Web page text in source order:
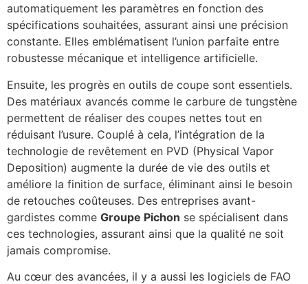
automatiquement les paramètres en fonction des
spécifications souhaitées, assurant ainsi une précision
constante. Elles emblématisent l’union parfaite entre
robustesse mécanique et intelligence artificielle.
Ensuite, les progrès en outils de coupe sont essentiels.
Des matériaux avancés comme le carbure de tungstène
permettent de réaliser des coupes nettes tout en
réduisant l’usure. Couplé à cela, l’intégration de la
technologie de revêtement en PVD (Physical Vapor
Deposition) augmente la durée de vie des outils et
améliore la finition de surface, éliminant ainsi le besoin
de retouches coûteuses. Des entreprises avant-
gardistes comme Groupe Pichon se spécialisent dans
ces technologies, assurant ainsi que la qualité ne soit
jamais compromise.
Au cœur des avancées, il y a aussi les logiciels de FAO